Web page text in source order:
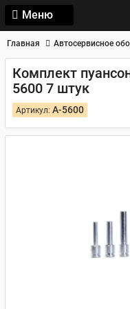
Меню
Главная Автосервисное
Комплект
5600 7 штук
Артикул: A-5600